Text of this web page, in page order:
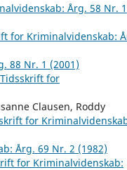
Årg. 58 Nr. 1
for Kriminalvidenskab:
88 Nr. 1 (2001)
for
Clausen, Roddy
for
Årg. 69 Nr. 2 (1982)
for Kriminalvidenskab: